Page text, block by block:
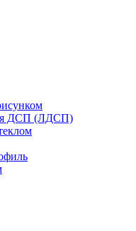
ДСП (ЛДСП)